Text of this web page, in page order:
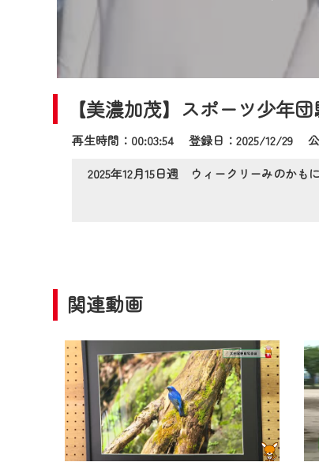
【美濃加茂】スポーツ少年
再生時間：00:03:54 登録日：2025/12/29
2025年12月15日週 ウィークリーみのかも
関連動画
※CCNetアプリをご利用中
CCNetWebTVのリニュー
日時 9/24 9:30～16:30
ご不便をおかけいたします